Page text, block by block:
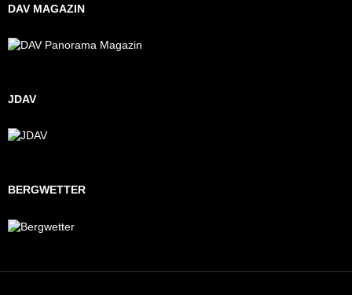
DAV MAGAZIN
JDAV
BERGWETTER